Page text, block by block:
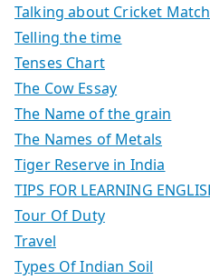
Talking about Cricket Match
Telling the time
Tenses Chart
The Cow Essay
The Name of the grain
The Names of Metals
Tiger Reserve in India
TIPS FOR LEARNING
Tour Of Duty
Travel
Types Of Indian Soil